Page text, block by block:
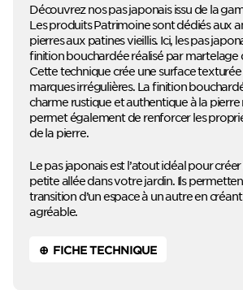
Découvrez nos pas japonais issu de la
Les produits Patrimoine sont dédiés aux
pierres aux patines vieillis. Ici, les pas
finition bouchardée réalisé par martelage
Cette technique crée une surface
marques irrégulières. La finition
charme rustique et authentique à la pierre
permet également de renforcer les
de la pierre.
Le pas japonais est l’atout idéal pour
petite allée dans votre jardin. Ils
transition d’un espace à un autre en
agréable.
⊕ FICHE TECHNIQUE